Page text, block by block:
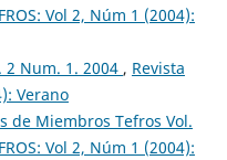
Vol 2, Núm 1 (2004):
2 Num. 1. 2004 , Revista
Verano
de Miembros Tefros Vol.
Vol 2, Núm 1 (2004):